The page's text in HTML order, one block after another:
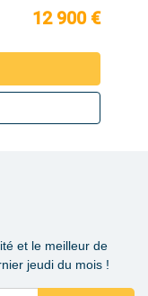
12 900 €
et le meilleur de
jeudi du mois !